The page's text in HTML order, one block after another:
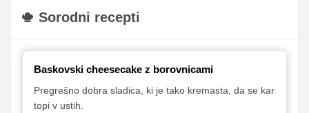
Sorodni recepti
Baskovski cheesecake z borovnicami
Pregrešno dobra sladica, ki je tako kremasta, da se kar
topi v ustih.